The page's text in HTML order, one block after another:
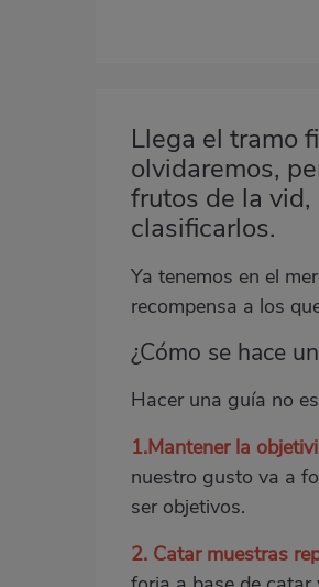
Body
Llega el tramo
olvidaremos,
frutos de la
clasificarlos.
Ya tenemos en el
recompensa a los
¿Cómo se hace
Hacer una guía no
1.Mantener la
nuestro gusto va a
ser objetivos.
2. Catar muestras